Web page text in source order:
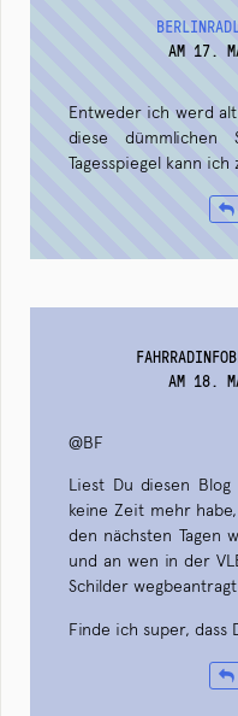
AM 17.
Entweder ich werd
diese dümmlichen
Tagesspiegel kann
AM 18.
@BF
Liest Du diesen
keine Zeit mehr
den nächsten Tagen
und an wen in der
Schilder
Finde ich super, dass